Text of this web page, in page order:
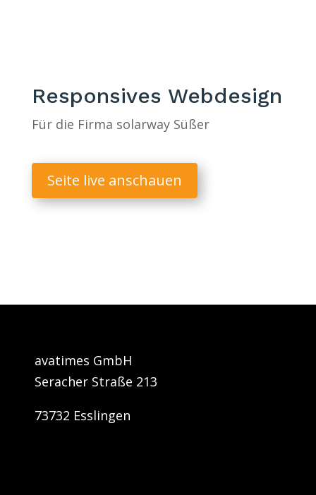
Responsives Webdesign
Für die Firma solarway Süßer
Seite live anschauen
avatimes GmbH
Seracher Straße 213
73732 Esslingen